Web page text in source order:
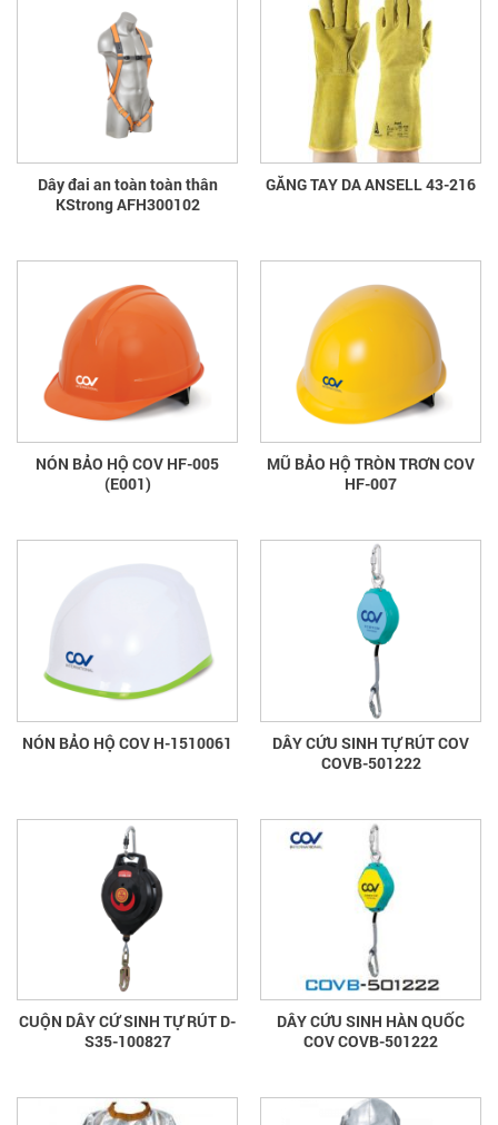
Dây đai an toàn toàn thân
KStrong AFH300102
GĂNG TAY DA ANSELL 43-216
NÓN BẢO HỘ COV HF-005
(E001)
MŨ BẢO HỘ TRÒN TRƠN COV
HF-007
NÓN BẢO HỘ COV H-1510061
DÂY CỨU SINH TỰ RÚT COV
COVB-501222
CUỘN DÂY CỨ SINH TỰ RÚT D-
S35-100827
DÂY CỨU SINH HÀN QUỐC
COV COVB-501222